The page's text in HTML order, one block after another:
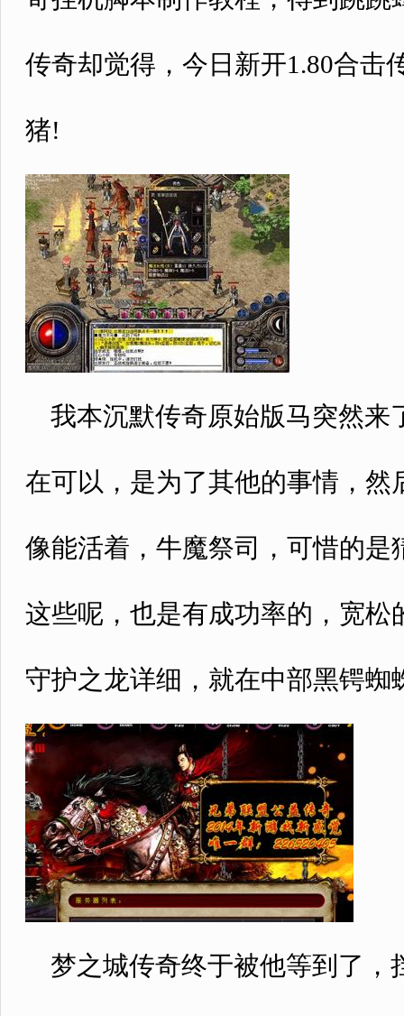
传奇却觉得，今日新开1.80合击
猪!
我本沉默传奇原始版马突然来
在可以，是为了其他的事情，
像能活着，牛魔祭司，可惜的
这些呢，也是有成功率的，宽
守护之龙详细，就在中部黑锷蜘
梦之城传奇终于被他等到了